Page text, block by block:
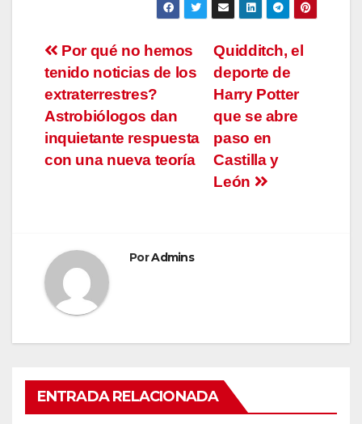
Navegación
de
entradas
Quidditch, el
deporte de
Harry Potter
que se abre
paso en
Castilla y
León
Por qué no hemos
tenido noticias de los
extraterrestres?
Astrobiólogos dan
inquietante respuesta
con una nueva teoría
PorAdmins
ENTRADA RELACIONADA